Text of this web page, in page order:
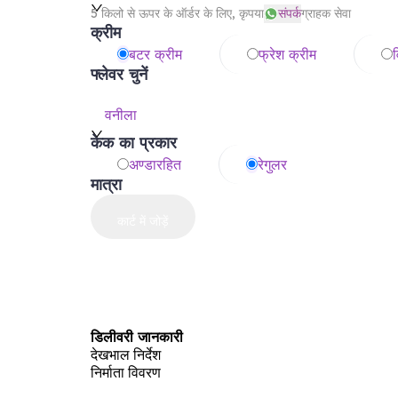
5 किलो से ऊपर के ऑर्डर के लिए, कृपया संपर्कग्राहक सेवा
क्रीम
बटर क्रीम फ्रेश क्रीम
फ्लेवर चुनें
वनीला
केक का प्रकार
अण्डारहित रेगुलर
मात्रा
डिलीवरी जानकारी
देखभाल निर्देश
निर्माता विवरण